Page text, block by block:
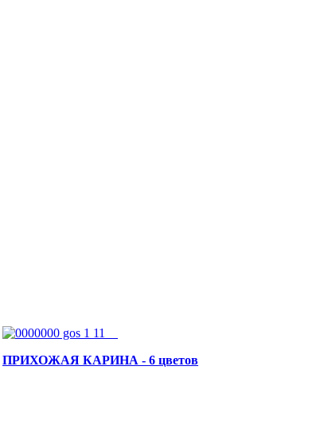
ПРИХОЖАЯ КАРИНА - 6 цветов